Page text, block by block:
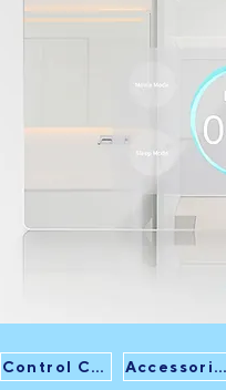
Control CenterAccessories